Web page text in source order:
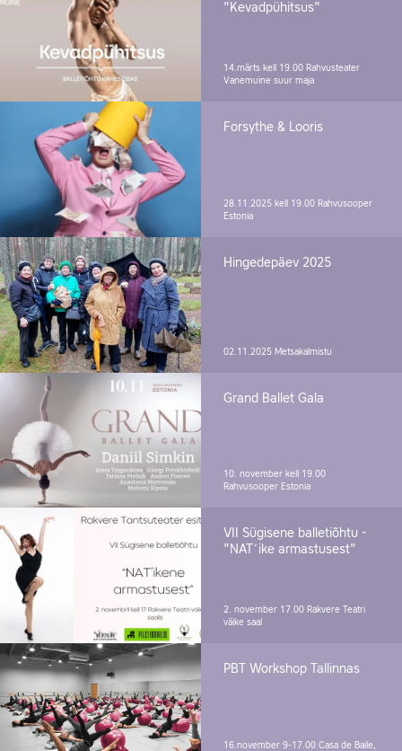
"Kevadpühitsus"
14.märts kell 19.00 Rahvusteater
Vanemuine suur maja
Forsythe & Looris
28.11.2025 kell 19.00 Rahvusooper
Estonia
Hingedepäev 2025
02.11.2025 Metsakalmistu
Grand Ballet Gala
10. november kell 19.00
Rahvusooper Estonia
VII Sügisene balletiõhtu -
"NAT´ike armastusest"
2. november 17.00 Rakvere Teatri
väike saal
PBT Workshop Tallinnas
16.november 9-17.00 Casa de Baile,